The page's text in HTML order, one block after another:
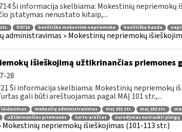
Ši informacija skelbiama: Mokestinių nepriemokų
įstatymas nenustato kitaip,...
fr0715 beviltiška mokestinė nepriemoka beviltiška bauda
administravimas » Mokestinių nepriemokų
išieškojimą užtikrinančias priemones
28
Ši informacija skelbiama: Mokestinių nepriemokų
gali būti areštuojamas pagal MAĮ 101 str.,...
laidavimas mokesčių administravimas maį 101 str. maį 102 str.
užtikrinančios priemonės turto areštas nurodymas nutraukti pinigų
nepriemokų išieškojimas (101-113 str.)